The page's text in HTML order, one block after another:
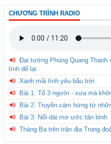
CHƯƠNG TRÌNH RADIO
Đại tướng Phùng Quang
tình để lại
Xanh mãi tình yêu bầu trời
Bài 1: Tổ 3 người - xưa mà
Bài 2: Truyền cảm hứng từ
Bài 3: Nối dài mơ ước tân binh
Tháng Ba trên trận địa Trung